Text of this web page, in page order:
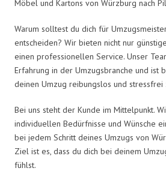
Möbel und Kartons von Würzburg nach
Warum solltest du dich für
entscheiden? Wir bieten nicht nur
einen professionellen Service. Unser
Erfahrung in der Umzugsbranche und ist
deinen Umzug reibungslos und stressfrei
Bei uns steht der Kunde im Mittelpunkt.
individuellen Bedürfnisse und Wünsche
bei jedem Schritt deines Umzugs von
Ziel ist es, dass du dich bei deinem
fühlst.